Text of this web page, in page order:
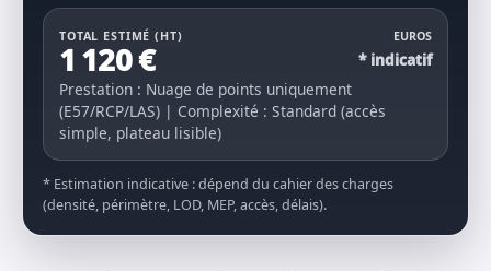
TOTAL ESTIMÉ (HT)
1 120 €
EUROS
* indicatif
Prestation : Nuage de points uniquement
(E57/RCP/LAS) | Complexité : Standard (accès
simple, plateau lisible)
* Estimation indicative : dépend du cahier des charges
(densité, périmètre, LOD, MEP, accès, délais).